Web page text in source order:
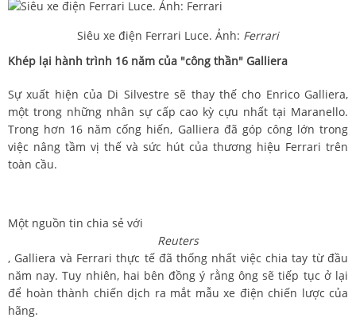
Siêu xe điện Ferrari Luce. Ảnh: Ferrari
Khép lại hành trình 16 năm của "công thần" Galliera
Sự xuất hiện của Di Silvestre sẽ thay thế cho Enrico Galliera,
một trong những nhân sự cấp cao kỳ cựu nhất tại Maranello.
Trong hơn 16 năm cống hiến, Galliera đã góp công lớn trong
việc nâng tầm vị thế và sức hút của thương hiệu Ferrari trên
toàn cầu.
Một nguồn tin chia sẻ với
Reuters
, Galliera và Ferrari thực tế đã thống nhất việc chia tay từ đầu
năm nay. Tuy nhiên, hai bên đồng ý rằng ông sẽ tiếp tục ở lại
để hoàn thành chiến dịch ra mắt mẫu xe điện chiến lược của
hãng.